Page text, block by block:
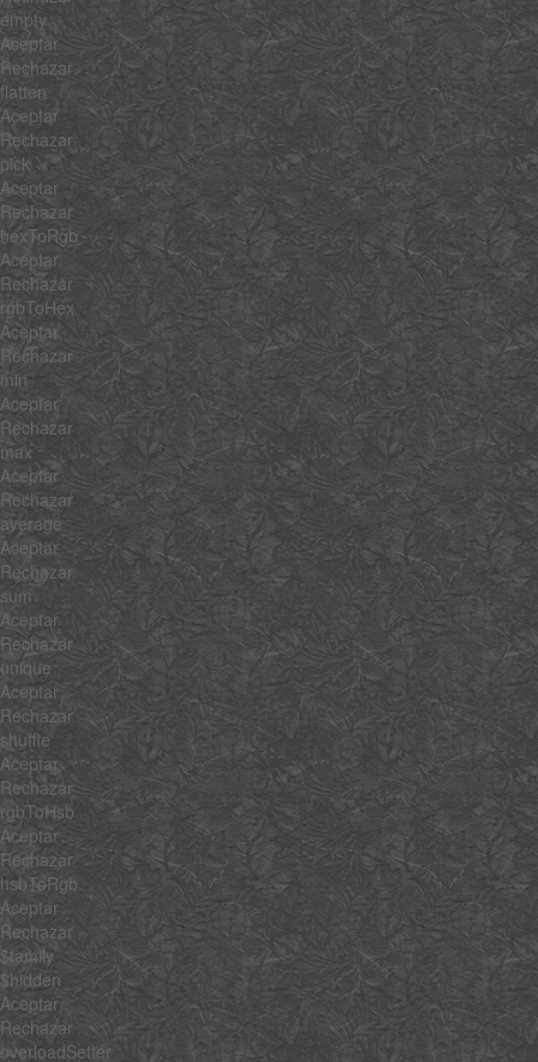
empty
Aceptar
Rechazar
flatten
Aceptar
Rechazar
pick
Aceptar
Rechazar
hexToRgb
Aceptar
Rechazar
rgbToHex
Aceptar
Rechazar
min
Aceptar
Rechazar
max
Aceptar
Rechazar
average
Aceptar
Rechazar
sum
Aceptar
Rechazar
unique
Aceptar
Rechazar
shuffle
Aceptar
Rechazar
rgbToHsb
Aceptar
Rechazar
hsbToRgb
Aceptar
Rechazar
$family
$hidden
Aceptar
Rechazar
overloadSetter